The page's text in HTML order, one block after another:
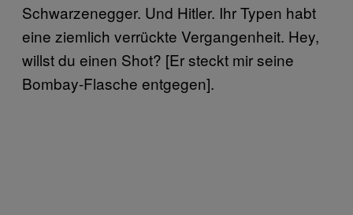
Schwarzenegger. Und Hitler. Ihr Typen habt
eine ziemlich verrückte Vergangenheit. Hey,
willst du einen Shot? [Er steckt mir seine
Bombay-Flasche entgegen].